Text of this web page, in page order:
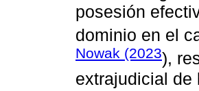
posesión
dominio en el
Nowak (2023),
extrajudicial de